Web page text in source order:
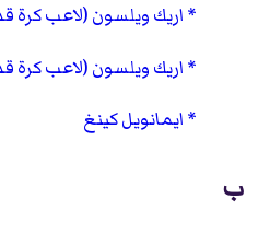
اريك ويلسون (لاعب كرة
اريك ويلسون (لاعب كرة
ايمانويل كينغ
ب